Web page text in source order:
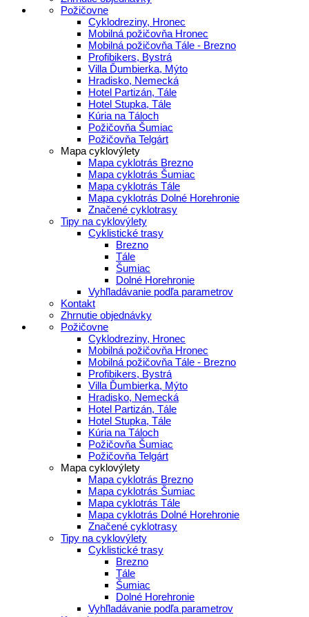
Požičovne
Cyklodreziny, Hronec
Mobilná požičovňa Hronec
Mobilná požičovňa Tále - Brezno
Profibikers, Bystrá
Villa Ďumbierka, Mýto
Hradisko, Nemecká
Hotel Partizán, Tále
Hotel Stupka, Tále
Kúria na Táloch
Požičovňa Šumiac
Požičovňa Telgárt
Mapa cyklovýlety
Mapa cyklotrás Brezno
Mapa cyklotrás Šumiac
Mapa cyklotrás Tále
Mapa cyklotrás Dolné Horehronie
Značené cyklotrasy
Tipy na cyklovýlety
Cyklistické trasy
Brezno
Tále
Šumiac
Dolné Horehronie
Vyhľladávanie podľa parametrov
Kontakt
Zhrnutie objednávky
Požičovne
Cyklodreziny, Hronec
Mobilná požičovňa Hronec
Mobilná požičovňa Tále - Brezno
Profibikers, Bystrá
Villa Ďumbierka, Mýto
Hradisko, Nemecká
Hotel Partizán, Tále
Hotel Stupka, Tále
Kúria na Táloch
Požičovňa Šumiac
Požičovňa Telgárt
Mapa cyklovýlety
Mapa cyklotrás Brezno
Mapa cyklotrás Šumiac
Mapa cyklotrás Tále
Mapa cyklotrás Dolné Horehronie
Značené cyklotrasy
Tipy na cyklovýlety
Cyklistické trasy
Brezno
Tále
Šumiac
Dolné Horehronie
Vyhľladávanie podľa parametrov